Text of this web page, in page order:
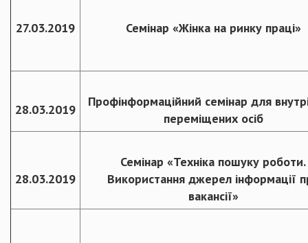
27.03.2019 Семінар «Жінка на ринку праці»
28.03.2019
Профінформаційний семінар для
переміщених осіб
28.03.2019
Семінар «Техніка пошуку роботи.
Використання джерел інформації
вакансії»